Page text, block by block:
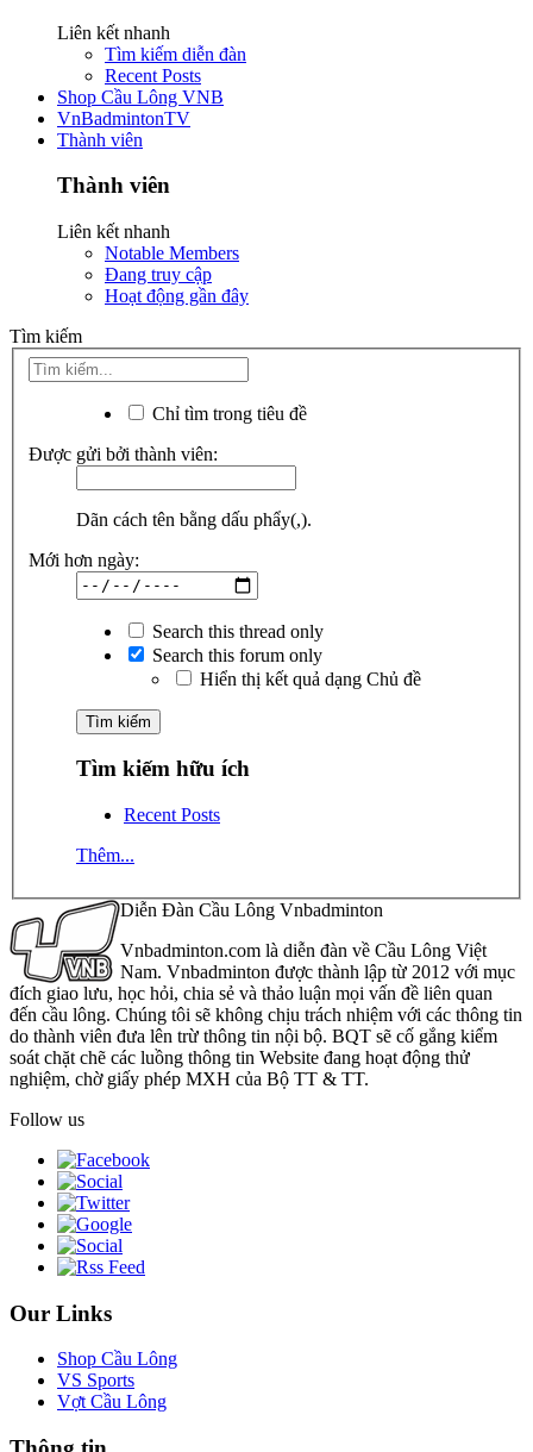
Liên kết nhanh
Tìm kiếm diễn đàn
Recent Posts
Shop Cầu Lông VNB
VnBadmintonTV
Thành viên
Thành viên
Liên kết nhanh
Notable Members
Đang truy cập
Hoạt động gần đây
Tìm kiếm
Chỉ tìm trong tiêu đề
Được gửi bởi thành viên:
Dãn cách tên bằng dấu phẩy(,).
Mới hơn ngày:
Search this thread only
Search this forum only
Hiển thị kết quả dạng Chủ đề
Tìm kiếm hữu ích
Recent Posts
Thêm...
Diễn Đàn Cầu Lông Vnbadminton
Vnbadminton.com là diễn đàn về Cầu Lông Việt
Nam. Vnbadminton được thành lập từ 2012 với mục
đích giao lưu, học hỏi, chia sẻ và thảo luận mọi vấn đề liên quan
đến cầu lông. Chúng tôi sẽ không chịu trách nhiệm với các thông tin
do thành viên đưa lên trừ thông tin nội bộ. BQT sẽ cố gắng kiểm
soát chặt chẽ các luồng thông tin Website đang hoạt động thử
nghiệm, chờ giấy phép MXH của Bộ TT & TT.
Follow us
Our Links
Shop Cầu Lông
VS Sports
Vợt Cầu Lông